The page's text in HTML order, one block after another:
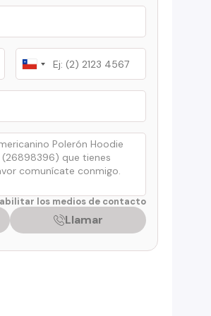
Chile
+56
los medios de contacto
Llamar